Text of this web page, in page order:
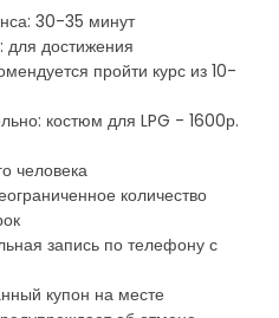
30-35 минут
достижения
пройти курс из 10-
костюм для LPG - 1600р.
человека
количество
запись по телефону с
купон на месте